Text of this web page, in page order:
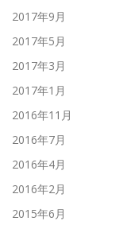
2017年9月
2017年5月
2017年3月
2017年1月
2016年11月
2016年7月
2016年4月
2016年2月
2015年6月